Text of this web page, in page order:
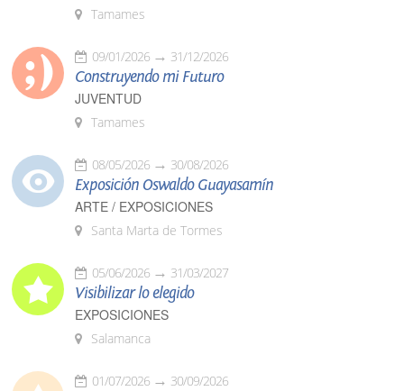
Tamames
09/01/2026 31/12/2026
Construyendo mi Futuro
JUVENTUD
Tamames
08/05/2026 30/08/2026
Exposición Oswaldo Guayasamín
ARTE / EXPOSICIONES
Santa Marta de Tormes
05/06/2026 31/03/2027
Visibilizar lo elegido
EXPOSICIONES
Salamanca
01/07/2026 30/09/2026